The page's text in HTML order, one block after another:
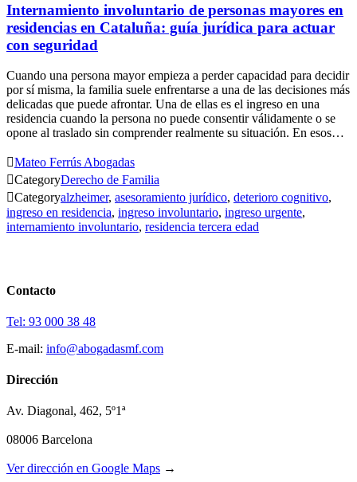
Internamiento involuntario de personas mayores en
residencias en Cataluña: guía jurídica para actuar
con seguridad
Cuando una persona mayor empieza a perder capacidad para decidir
por sí misma, la familia suele enfrentarse a una de las decisiones más
delicadas que puede afrontar. Una de ellas es el ingreso en una
residencia cuando la persona no puede consentir válidamente o se
opone al traslado sin comprender realmente su situación. En esos…
Mateo Ferrús Abogadas
CategoryDerecho de Familia
Categoryalzheimer, asesoramiento jurídico, deterioro cognitivo,
ingreso en residencia, ingreso involuntario, ingreso urgente,
internamiento involuntario, residencia tercera edad
Contacto
Tel: 93 000 38 48
E-mail: info@abogadasmf.com
Dirección
Av. Diagonal, 462, 5º1ª
08006 Barcelona
Ver dirección en Google Maps →